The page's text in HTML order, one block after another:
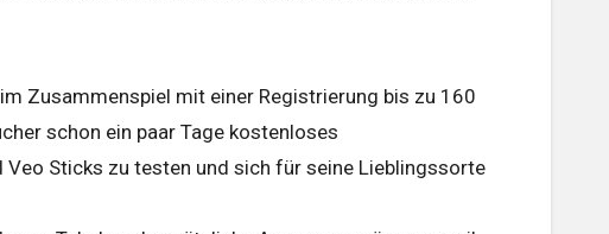
Zusammenspiel mit einer Registrierung bis zu 160
schon ein paar Tage kostenloses
Sticks zu testen und sich für seine Lieblingssorte